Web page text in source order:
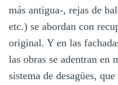
más antigua-, rejas de
etc.) se abordan con
original. Y en las
las obras se adentran en
sistema de desagües,